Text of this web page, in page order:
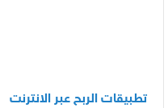
تطبيقات الربح عبر الانترنت